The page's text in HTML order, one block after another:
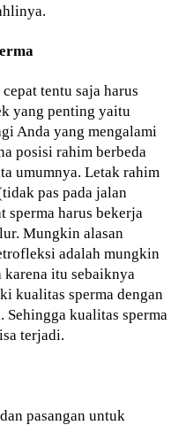
tentu saja harus
yang penting yaitu
Anda yang mengalami
posisi rahim berbeda
umumnya. Letak rahim
pas pada jalan
sperma harus bekerja
Mungkin alasan
adalah mungkin
karena itu sebaiknya
kualitas sperma dengan
. Sehingga kualitas sperma
terjadi.
pasangan untuk